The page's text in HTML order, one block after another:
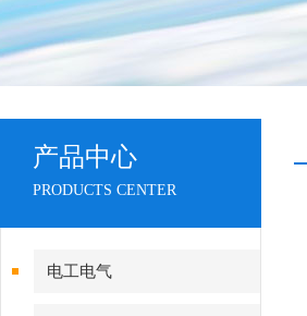
产品中心
PRODUCTS CENTER
电工电气